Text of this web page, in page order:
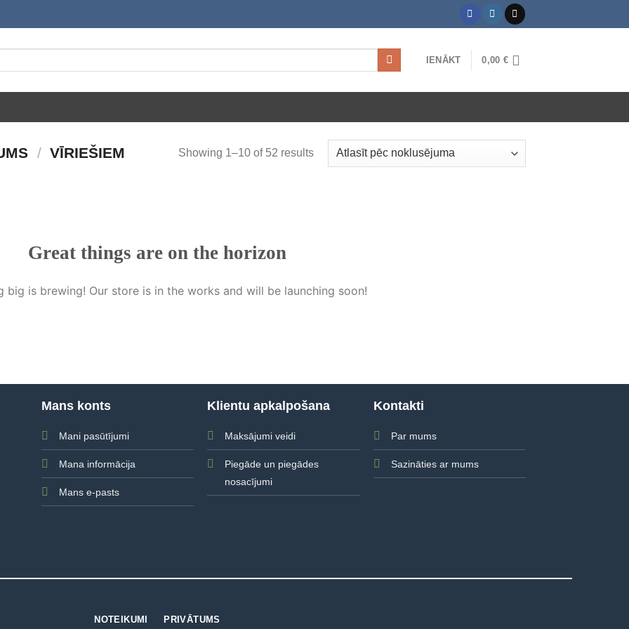
IENĀKT 0,00 €
/ VĪRIEŠIEM Showing 1–10 of 52 results
Great things are on the horizon
big is brewing! Our store is in the works and will be launching soon!
Mans konts
Mani pasūtījumi
Mana informācija
Mans e-pasts
Klientu apkalpošana
Maksājumi veidi
Piegāde un piegādes
nosacījumi
Kontakti
Par mums
Sazināties ar mums
NOTEIKUMI PRIVĀTUMS